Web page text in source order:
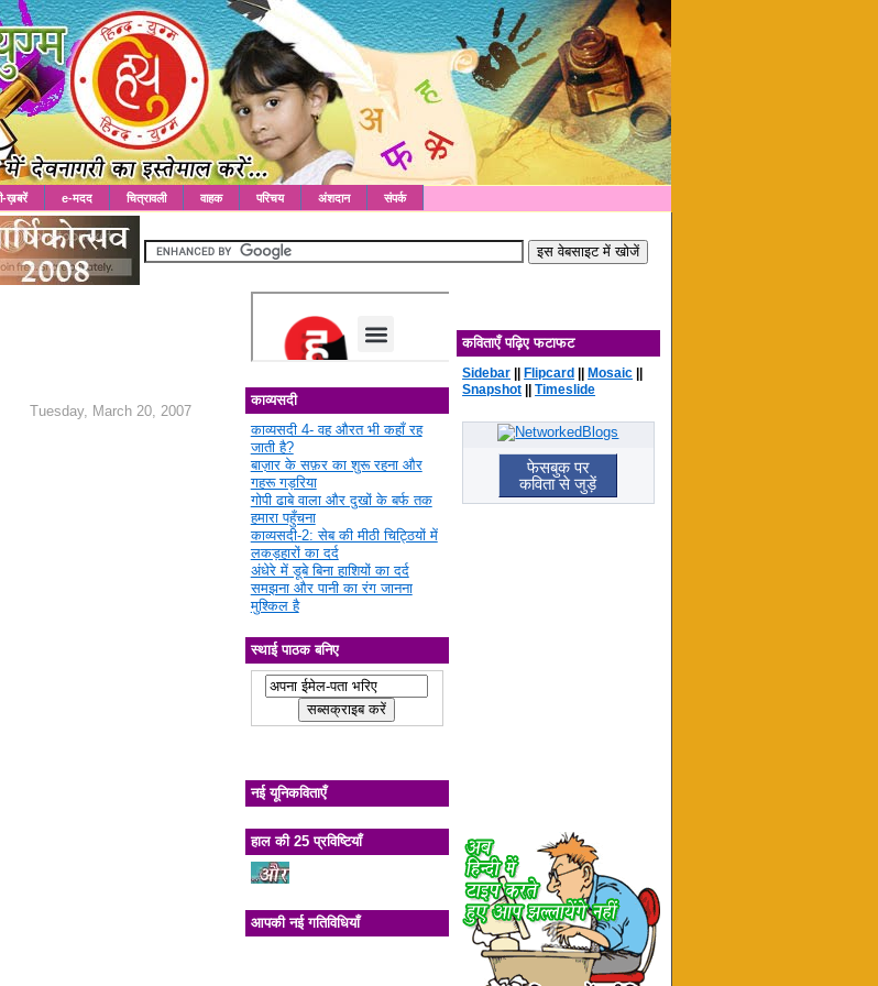
ख़बरें e-मदद चित्रावली वाहक परिचय अंशदान संपर्क
Tuesday, March 20, 2007
काव्यसदी
काव्यसदी 4- वह औरत भी कहाँ रह
जाती है?
बाज़ार के सफ़र का शुरू रहना और
गहरू गड़रिया
गोपी ढाबे वाला और दुखों के बर्फ तक
हमारा पहुँचना
काव्यसदी-2: सेब की मीठी चिट्ठियों में
लकड़हारों का दर्द
अंधेरे में डूबे बिना हाशियों का दर्द
समझना और पानी का रंग जानना
मुश्किल है
स्थाई पाठक बनिए
नई यूनिकविताएँ
हाल की 25 प्रविष्टियाँ
आपकी नई गतिविधियाँ
कविताएँ पढ़िए फटाफट
Sidebar ||Flipcard ||Mosaic ||
Snapshot ||Timeslide
फेसबुक पर
कविता से जुड़ें